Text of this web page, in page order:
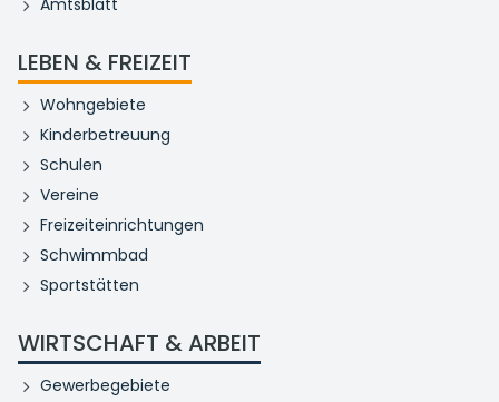
Amtsblatt
LEBEN & FREIZEIT
Wohngebiete
Kinderbetreuung
Schulen
Vereine
Freizeiteinrichtungen
Schwimmbad
Sportstätten
WIRTSCHAFT & ARBEIT
Gewerbegebiete